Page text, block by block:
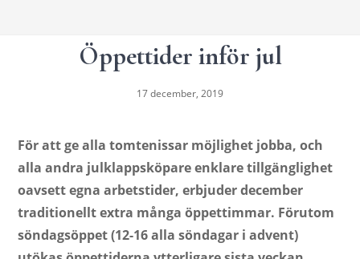
Öppettider inför jul
17 december, 2019
För att ge alla tomtenissar möjlighet jobba, och
alla andra julklappsköpare enklare tillgänglighet
oavsett egna arbetstider, erbjuder december
traditionellt extra många öppettimmar. Förutom
söndagsöppet (12-16 alla söndagar i advent)